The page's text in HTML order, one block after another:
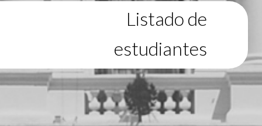
Listado de
estudiantes